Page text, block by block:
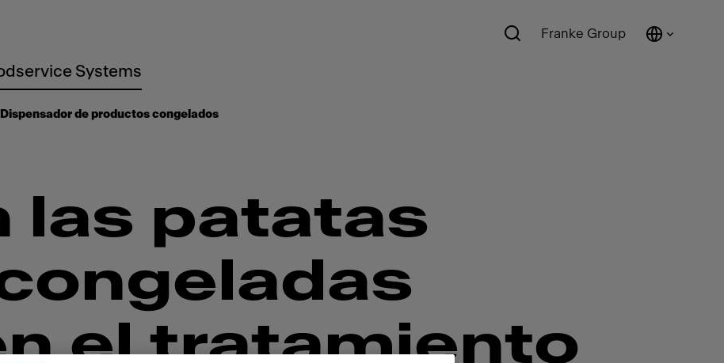
Systems
Franke Group
Dispensador de productos congelados
las patatas
el tratamiento